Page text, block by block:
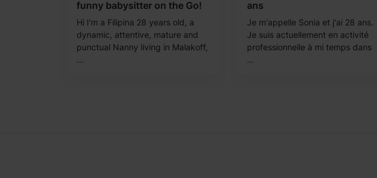
funny babysitter on the Go!
Hi I'm a Filipina 28 years old, a
dynamic, attentive, mature and
punctual Nanny living in Malakoff,
...
ans
Je m'appelle Sonia et j'ai 28 ans.
Je suis actuellement en activité
professionnelle à mi temps dans
...